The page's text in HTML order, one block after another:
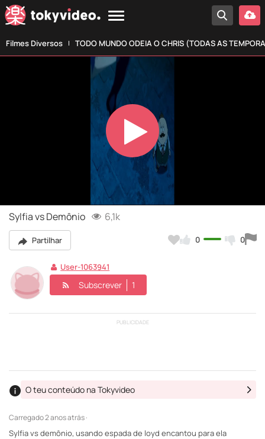
Filmes Diversos TODO MUNDO ODEIA O CHRIS (TODAS AS
Play
Video
Sylfia vs Demônio 6,1k
Partilhar 0 0
User-1063941
Subscrever 1
PUBLICIDADE
Carregado2 anos atrás ·
O teu conteúdo na Tokyvideo
Sylfia vs demônio, usando espada de loyd encantou para ela